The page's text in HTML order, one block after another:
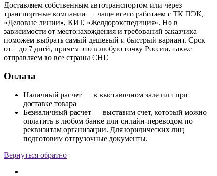
Доставляем собственным автотранспортом или через
транспортные компании — чаще всего работаем с ТК ПЭК,
«Деловые линии», КИТ, «Желдорэкспедиция». Но в
зависимости от местонахождения и требований заказчика
поможем выбрать самый дешевый и быстрый вариант. Срок
от 1 до 7 дней, причем это в любую точку России, также
отправляем во все страны СНГ.
Оплата
Наличный расчет — в выставочном зале или при
доставке товара.
Безналичный расчет — выставим счет, который можно
оплатить в любом банке или онлайн-переводом по
реквизитам организации. Для юридических лиц
подготовим отгрузочные документы.
Вернуться обратно